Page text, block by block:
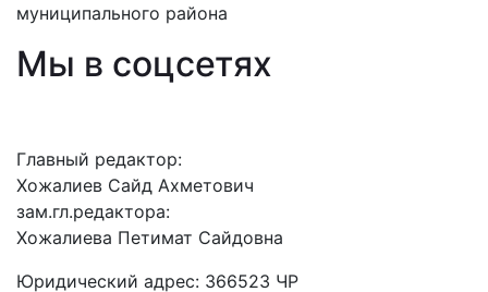
муниципального района
Мы в соцсетях
Главный редактор:
Хожалиев Сайд Ахметович
зам.гл.редактора:
Хожалиева Петимат Сайдовна
Юридический адрес: 366523 ЧР